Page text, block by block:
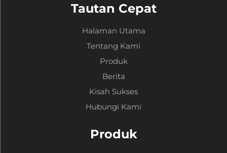
Tautan Cepat
Halaman Utama
Tentang Kami
Produk
Berita
Kisah Sukses
Hubungi Kami
Produk